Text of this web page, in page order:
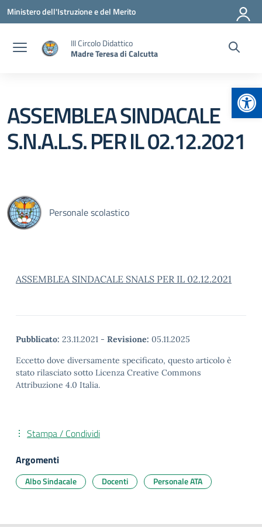
Vai ai contenuti
Vai al menu di navigazione
Vai al footer
Ministero dell'Istruzione e del Merito
III Circolo Didattico
Madre Teresa di Calcutta
ASSEMBLEA SINDACALE
S.N.A.L.S. PER IL 02.12.2021
Personale scolastico
ASSEMBLEA SINDACALE SNALS PER IL 02.12.2021
Pubblicato: 23.11.2021 - Revisione: 05.11.2025
Eccetto dove diversamente specificato, questo articolo è
stato rilasciato sotto Licenza Creative Commons
Attribuzione 4.0 Italia.
Stampa / Condividi
Argomenti
Albo Sindacale Docenti Personale ATA